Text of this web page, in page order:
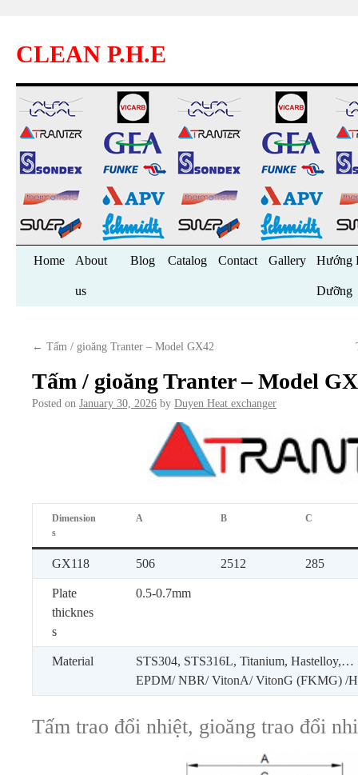
CLEAN P.H.E
Skip
Home About
us
Blog Catalog Contact Gallery Hướng
Dưỡng
← Tấm / gioăng Tranter – Model GX42
Tấm / gioăng Tranter – Model
Posted on January 30, 2026 by Duyen Heat exchanger
Dimension
s
A B C
GX118 506 2512 285
Plate
thicknes
s
0.5-0.7mm
Material
STS304, STS316L, Titanium, Hastelloy,…
EPDM/ NBR/ VitonA/ VitonG (FKMG) /
Tấm trao đổi nhiệt, gioăng trao đổi